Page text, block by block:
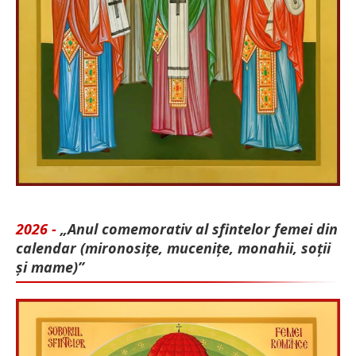
2026 - „Anul comemorativ al sfintelor femei din
calendar (mironosițe, mu­cenițe, monahii, soții
și mame)”